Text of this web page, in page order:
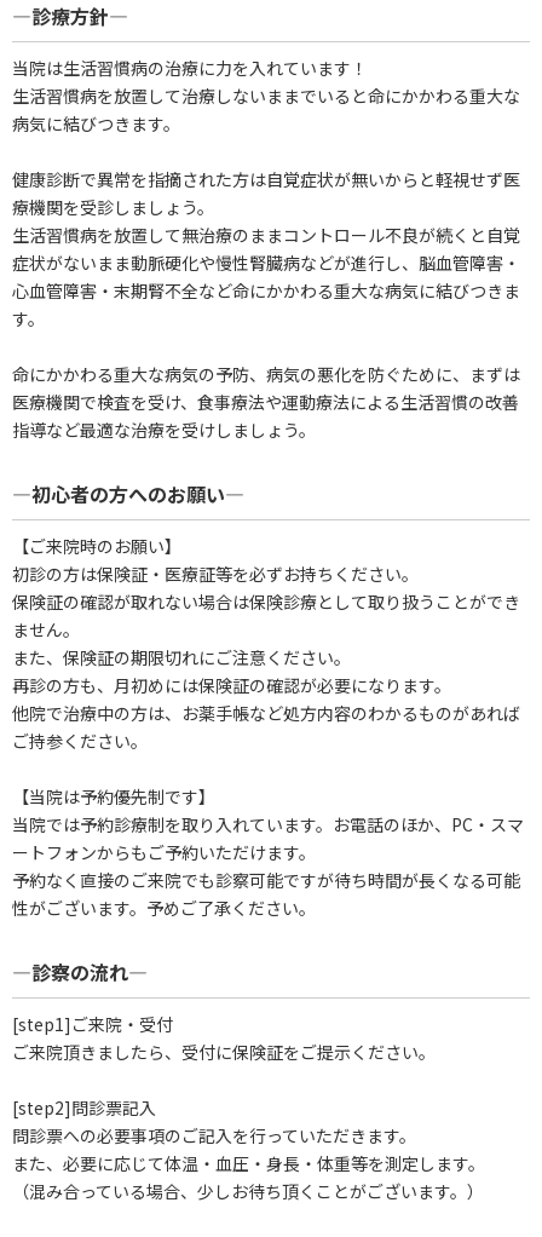
―診療方針―
当院は生活習慣病の治療に力を入れています！
生活習慣病を放置して治療しないままでいると命にかかわる重大な
病気に結びつきます。
健康診断で異常を指摘された方は自覚症状が無いからと軽視せず医
療機関を受診しましょう。
生活習慣病を放置して無治療のままコントロール不良が続くと自覚
症状がないまま動脈硬化や慢性腎臓病などが進行し、脳血管障害・
心血管障害・末期腎不全など命にかかわる重大な病気に結びつきま
す。
命にかかわる重大な病気の予防、病気の悪化を防ぐために、まずは
医療機関で検査を受け、食事療法や運動療法による生活習慣の改善
指導など最適な治療を受けしましょう。
―初心者の方へのお願い―
【ご来院時のお願い】
初診の方は保険証・医療証等を必ずお持ちください。
保険証の確認が取れない場合は保険診療として取り扱うことができ
ません。
また、保険証の期限切れにご注意ください。
再診の方も、月初めには保険証の確認が必要になります。
他院で治療中の方は、お薬手帳など処方内容のわかるものがあれば
ご持参ください。
【当院は予約優先制です】
当院では予約診療制を取り入れています。お電話のほか、PC・スマ
ートフォンからもご予約いただけます。
予約なく直接のご来院でも診察可能ですが待ち時間が長くなる可能
性がございます。予めご了承ください。
―診察の流れ―
[step1]ご来院・受付
ご来院頂きましたら、受付に保険証をご提示ください。
[step2]問診票記入
問診票への必要事項のご記入を行っていただきます。
また、必要に応じて体温・血圧・身長・体重等を測定します。
（混み合っている場合、少しお待ち頂くことがございます。）